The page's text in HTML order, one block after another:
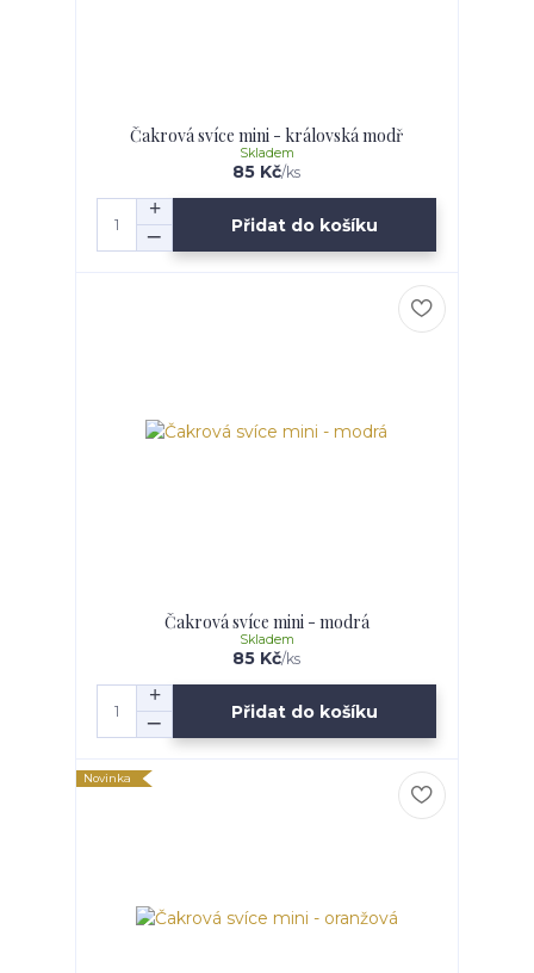
Čakrová svíce mini - královská modř
85 Kč/ks
Skladem
Přidat do košíku
Čakrová svíce mini - modrá
85 Kč/ks
Skladem
Přidat do košíku
Novinka